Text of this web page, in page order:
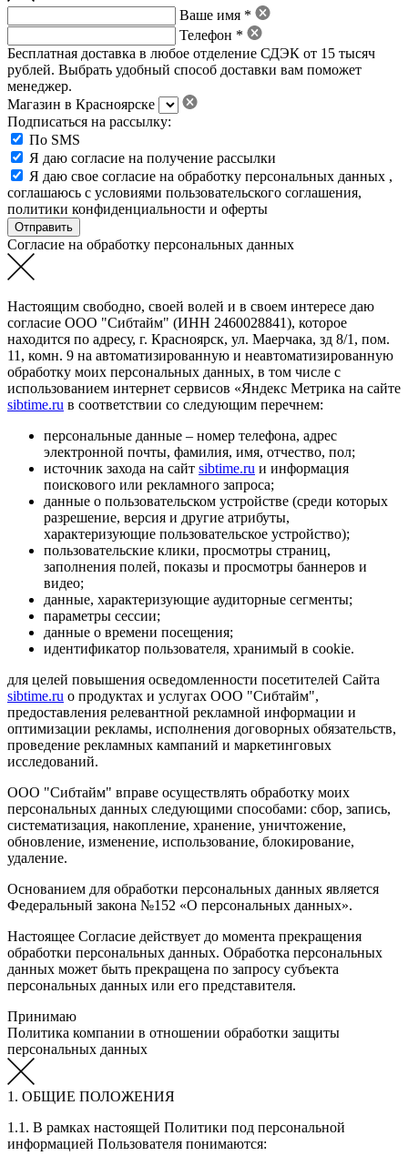
Ваше имя *
Телефон *
Бесплатная доставка в любое отделение СДЭК от 15 тысяч
рублей. Выбрать удобный способ доставки вам поможет
менеджер.
Магазин в Красноярске
Подписаться на рассылку:
По SMS
Я даю согласие на получение рассылки
Я даю свое согласие на обработку персональных данных ,
соглашаюсь с условиями пользовательского соглашения,
политики конфиденциальности и оферты
Согласие на обработку персональных данных
Настоящим свободно, своей волей и в своем интересе даю
согласие ООО "Сибтайм" (ИНН 2460028841), которое
находится по адресу, г. Красноярск, ул. Маерчака, зд 8/1, пом.
11, комн. 9 на автоматизированную и неавтоматизированную
обработку моих персональных данных, в том числе с
использованием интернет сервисов «Яндекс Метрика на сайте
sibtime.ru в соответствии со следующим перечнем:
персональные данные – номер телефона, адрес
электронной почты, фамилия, имя, отчество, пол;
источник захода на сайт sibtime.ru и информация
поискового или рекламного запроса;
данные о пользовательском устройстве (среди которых
разрешение, версия и другие атрибуты,
характеризующие пользовательское устройство);
пользовательские клики, просмотры страниц,
заполнения полей, показы и просмотры баннеров и
видео;
данные, характеризующие аудиторные сегменты;
параметры сессии;
данные о времени посещения;
идентификатор пользователя, хранимый в cookie.
для целей повышения осведомленности посетителей Сайта
sibtime.ru о продуктах и услугах ООО "Сибтайм",
предоставления релевантной рекламной информации и
оптимизации рекламы, исполнения договорных обязательств,
проведение рекламных кампаний и маркетинговых
исследований.
ООО "Сибтайм" вправе осуществлять обработку моих
персональных данных следующими способами: сбор, запись,
систематизация, накопление, хранение, уничтожение,
обновление, изменение, использование, блокирование,
удаление.
Основанием для обработки персональных данных является
Федеральный закона №152 «О персональных данных».
Настоящее Согласие действует до момента прекращения
обработки персональных данных. Обработка персональных
данных может быть прекращена по запросу субъекта
персональных данных или его представителя.
Принимаю
Политика компании в отношении обработки защиты
персональных данных
1. ОБЩИЕ ПОЛОЖЕНИЯ
1.1. В рамках настоящей Политики под персональной
информацией Пользователя понимаются: